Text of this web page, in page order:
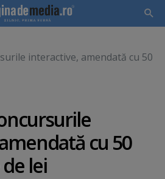
interactive, amendată cu 50
cu 50
lei